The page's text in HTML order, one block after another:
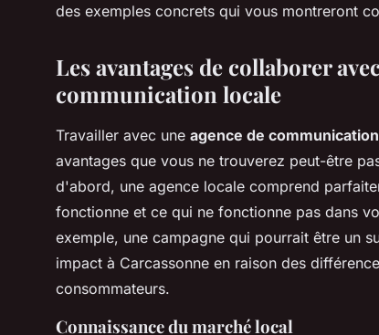
des exemples concrets qui vous montreront
Les avantages de collaborer
communication locale
Travailler avec une agence de
avantages que vous ne trouverez peut-être
d'abord, une agence locale comprend
fonctionne et ce qui ne fonctionne pas dans
exemple, une campagne qui pourrait être un
impact à Carcassonne en raison des
consommateurs.
Connaissance du marché local